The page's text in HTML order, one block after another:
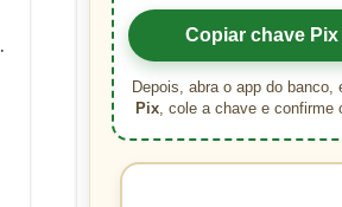
.
Copiar chave Pix
Depois, abra o app do banco,
Pix, cole a chave e confirme